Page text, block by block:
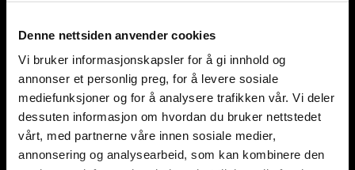
Denne nettsiden anvender cookies
Vi bruker informasjonskapsler for å gi innhold og
annonser et personlig preg, for å levere sosiale
mediefunksjoner og for å analysere trafikken vår. Vi deler
dessuten informasjon om hvordan du bruker nettstedet
vårt, med partnerne våre innen sosiale medier,
annonsering og analysearbeid, som kan kombinere den
under.⭐
Her synes muligheten til å svinge
overvognen enkelt med fjernkontroll og
svingkransen på stackeren.
Til slutt, noen ofte stilte spørsmål om 80sf-
tr stackeren :